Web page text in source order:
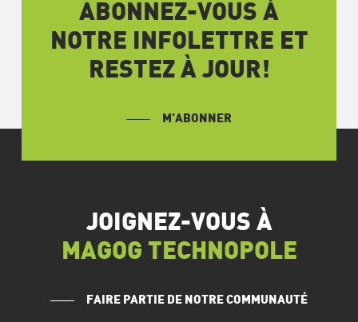
ABONNEZ-VOUS À
NOTRE INFOLETTRE ET
RESTEZ À JOUR!
M’ABONNER
JOIGNEZ-VOUS À
MAGOG TECHNOPOLE
FAIRE PARTIE DE NOTRE COMMUNAUTÉ